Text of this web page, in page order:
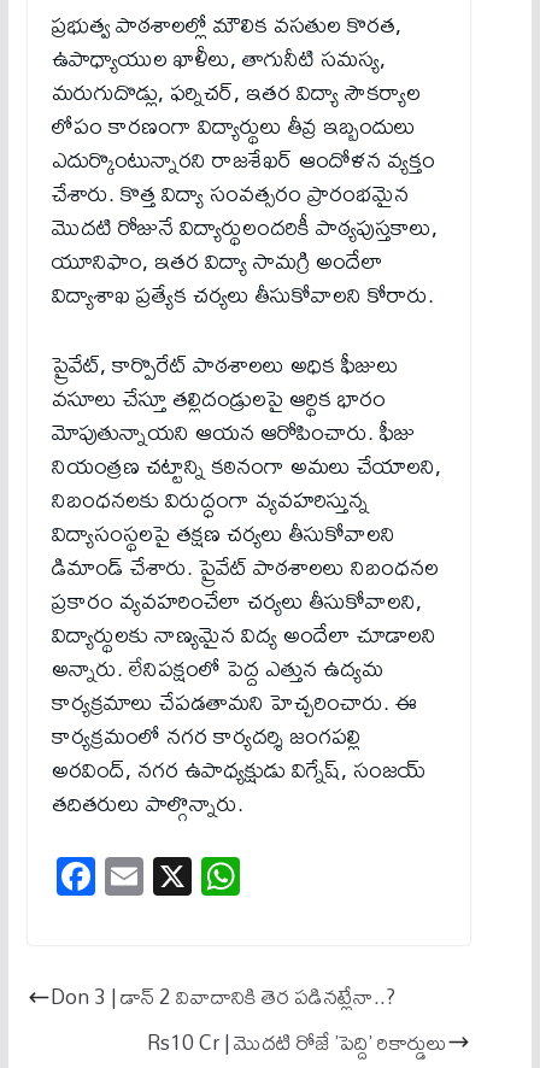
ప్రభుత్వ పాఠశాలల్లో మౌలిక వసతుల కొరత,
ఉపాధ్యాయుల ఖాళీలు, తాగునీటి సమస్య,
మరుగుదొడ్లు, ఫర్నిచర్, ఇతర విద్యా సౌకర్యాల
లోపం కారణంగా విద్యార్థులు తీవ్ర ఇబ్బందులు
ఎదుర్కొంటున్నారని రాజశేఖర్ ఆందోళన వ్యక్తం
చేశారు. కొత్త విద్యా సంవత్సరం ప్రారంభమైన
మొదటి రోజునే విద్యార్థులందరికీ పాఠ్యపుస్తకాలు,
యూనిఫాం, ఇతర విద్యా సామగ్రి అందేలా
విద్యాశాఖ ప్రత్యేక చర్యలు తీసుకోవాలని కోరారు.
ప్రైవేట్, కార్పొరేట్ పాఠశాలలు అధిక ఫీజులు
వసూలు చేస్తూ తల్లిదండ్రులపై ఆర్థిక భారం
మోపుతున్నాయని ఆయన ఆరోపించారు. ఫీజు
నియంత్రణ చట్టాన్ని కఠినంగా అమలు చేయాలని,
నిబంధనలకు విరుద్ధంగా వ్యవహరిస్తున్న
విద్యాసంస్థలపై తక్షణ చర్యలు తీసుకోవాలని
డిమాండ్ చేశారు. ప్రైవేట్ పాఠశాలలు నిబంధనల
ప్రకారం వ్యవహరించేలా చర్యలు తీసుకోవాలని,
విద్యార్థులకు నాణ్యమైన విద్య అందేలా చూడాలని
అన్నారు. లేనిపక్షంలో పెద్ద ఎత్తున ఉద్యమ
కార్యక్రమాలు చేపడతామని హెచ్చరించారు. ఈ
కార్యక్రమంలో నగర కార్యదర్శి జంగపల్లి
అరవింద్, నగర ఉపాధ్యక్షుడు విగ్నేష్, సంజయ్
తదితరులు పాల్గొన్నారు.
Fa
ce
ok
E
m
X W
ha
A
pp
Don 3 | డాన్‌ 2 వివాదానికి తెర పడినట్లేనా..?
Rs10 Cr | మొదటి రోజే ’పెద్ది’ రికార్డులు